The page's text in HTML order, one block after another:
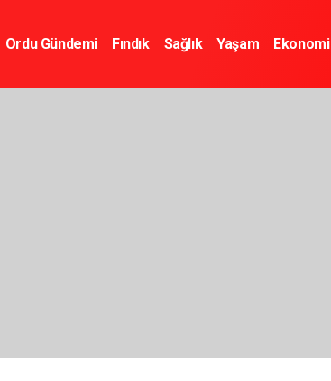
Ordu Gündemi Fındık Sağlık Yaşam Ekonomi